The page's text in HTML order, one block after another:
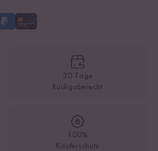
30 Tage
Rückgaberecht
100%
Käuferschutz